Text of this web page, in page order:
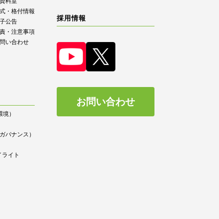
・格付情報
公告
・注意事項
い合わせ
）
バナンス）
イト
採用情報
お問い合わせ